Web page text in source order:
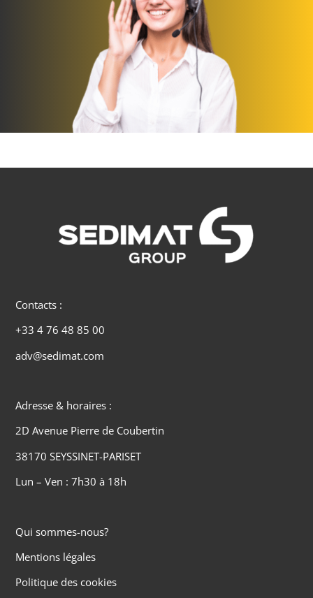
Contacts :
+33 4 76 48 85 00
adv@sedimat.com
Adresse & horaires :
2D Avenue Pierre de Coubertin
38170 SEYSSINET-PARISET
Lun – Ven : 7h30 à 18h
Qui sommes-nous?
Mentions légales
Politique des cookies